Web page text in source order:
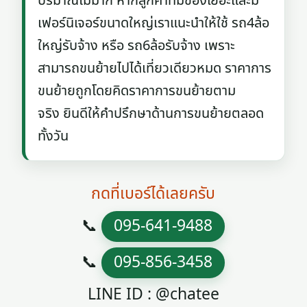
เฟอร์นิเจอร์ขนาดใหญ่เราแนะนำให้ใช้ รถ4ล้อ
ใหญ่รับจ้าง หรือ รถ6ล้อรับจ้าง เพราะ
สามารถขนย้ายไปได้เที่ยวเดียวหมด ราคาการ
ขนย้ายถูกโดยคิดราคาการขนย้ายตาม
จริง ยินดีให้คำปรึกษาด้านการขนย้ายตลอด
ทั้งวัน
กดที่เบอร์ได้เลยครับ
📞 095-641-9488
📞 095-856-3458
LINE ID : @chatee